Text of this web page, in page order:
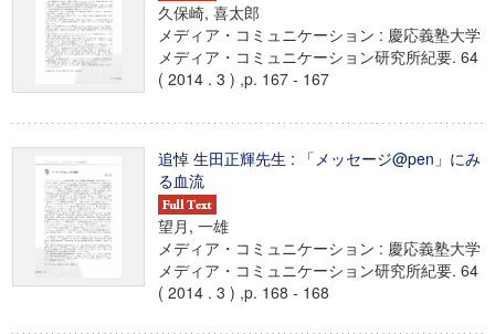
久保崎, 喜太郎
メディア・コミュニケーション : 慶応義塾大学
メディア・コミュニケーション研究所紀要. 64
( 2014 . 3 ) ,p. 167 - 167
追悼 生田正輝先生 : 「メッセージ@pen」にみ
る血流
望月, 一雄
メディア・コミュニケーション : 慶応義塾大学
メディア・コミュニケーション研究所紀要. 64
( 2014 . 3 ) ,p. 168 - 168